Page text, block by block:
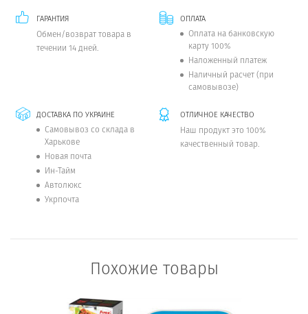
ГАРАНТИЯ
Обмен/возврат товара в
течении 14 дней.
ОПЛАТА
Оплата на банковскую
карту 100%
Наложенный платеж
Наличный расчет (при
самовывозе)
ДОСТАВКА ПО УКРАИНЕ
Самовывоз со склада в
Харькове
Новая почта
Ин-Тайм
Автолюкс
Укрпочта
ОТЛИЧНОЕ КАЧЕСТВО
Наш продукт это 100%
качественный товар.
Похожие товары